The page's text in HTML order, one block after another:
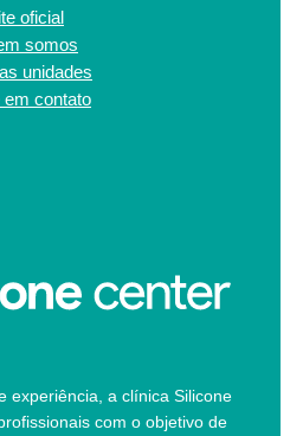
oficial
somos
unidades
em contato
experiência, a clínica Silicone
com o objetivo de